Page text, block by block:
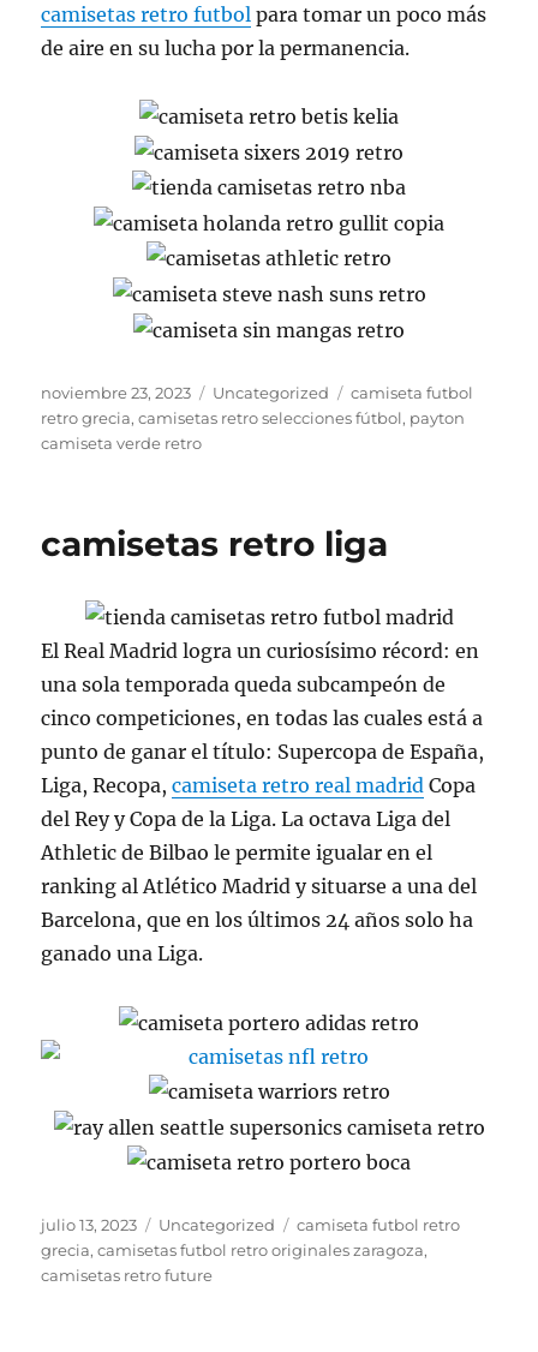
camisetas retro futbol para tomar un poco más
de aire en su lucha por la permanencia.
Publicado
el
noviembre 23, 2023 Categorías
Uncategorized Etiquetas
camiseta futbol
retro grecia,camisetas retro selecciones fútbol, payton
camiseta verde retro
camisetas retro liga
El Real Madrid logra un curiosísimo récord: en
una sola temporada queda subcampeón de
cinco competiciones, en todas las cuales está a
punto de ganar el título: Supercopa de España,
Liga, Recopa,camiseta retro real madrid Copa
del Rey y Copa de la Liga. La octava Liga del
Athletic de Bilbao le permite igualar en el
ranking al Atlético Madrid y situarse a una del
Barcelona, que en los últimos 24 años solo ha
ganado una Liga.
Publicado
el
julio 13, 2023 Categorías
Uncategorized Etiquetas
camiseta futbol retro
grecia,camisetas futbol retro originales zaragoza,
camisetas retro future